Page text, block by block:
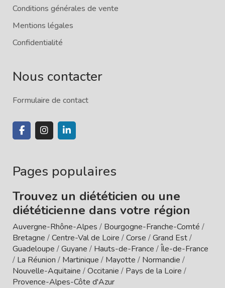
Conditions générales de vente
Mentions légales
Confidentialité
Nous contacter
Formulaire de contact
Pages populaires
Trouvez un diététicien ou une
diététicienne dans votre région
Auvergne-Rhône-Alpes / Bourgogne-Franche-Comté /
Bretagne /Centre-Val de Loire /Corse /Grand Est/
Guadeloupe /Guyane / Hauts-de-France /Île-de-France
/ La Réunion / Martinique / Mayotte / Normandie /
Nouvelle-Aquitaine /Occitanie / Pays de la Loire /
Provence-Alpes-Côte d'Azur